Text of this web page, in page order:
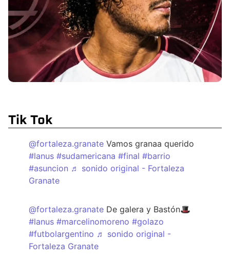
Tik Tok
@fortaleza.granate Vamos granaa querido
#lanus #sudamericana #final #barrio
#asuncion ♬ sonido original - Fortaleza
Granate
@fortaleza.granate De galera y Bastón🎩
#lanus #marcelinomoreno #golazo
#futbolargentino ♬ sonido original -
Fortaleza Granate